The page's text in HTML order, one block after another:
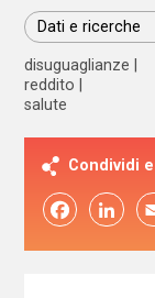
Dati e ricerche
disuguaglianze
reddito
salute
Condividi
FacebookLinkedIn